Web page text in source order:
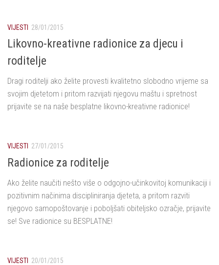
VIJESTI 28/01/2015
Likovno-kreativne radionice za djecu i
roditelje
Dragi roditelji ako želite provesti kvalitetno slobodno vrijeme sa
svojim djetetom i pritom razvijati njegovu maštu i spretnost
prijavite se na naše besplatne likovno-kreativne radionice!
VIJESTI 27/01/2015
Radionice za roditelje
Ako želite naučiti nešto više o odgojno-učinkovitoj komunikaciji i
pozitivnim načinima discipliniranja djeteta, a pritom razviti
njegovo samopoštovanje i poboljšati obiteljsko ozračje, prijavite
se! Sve radionice su BESPLATNE!
VIJESTI 20/01/2015